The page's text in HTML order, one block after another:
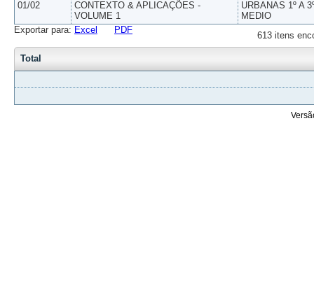
01/02
CONTEXTO & APLICAÇÕES -
VOLUME 1
URBANAS 1º A
MEDIO
613 itens
Exportar para: Excel PDF
Total